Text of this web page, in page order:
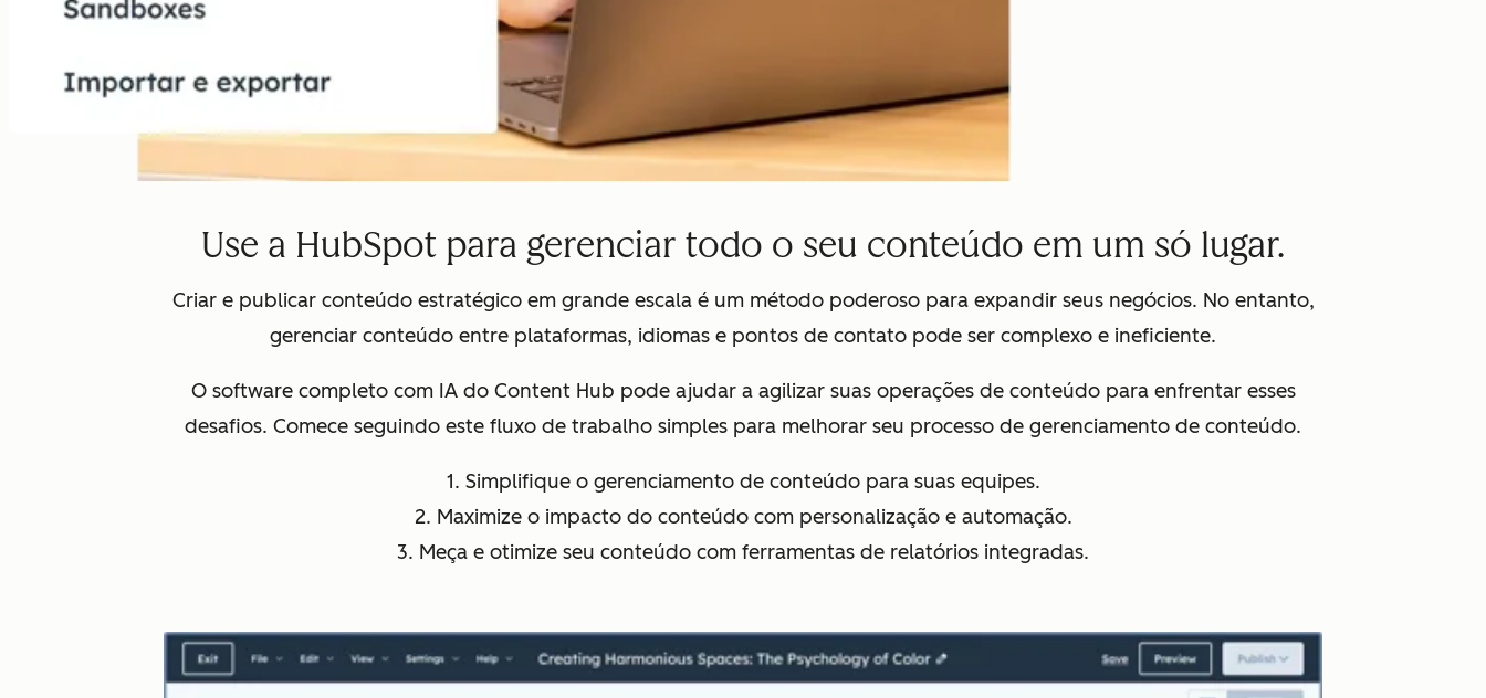
Use a HubSpot para gerenciar todo o seu conteúdo em um só lugar.
Criar e publicar conteúdo estratégico em grande escala é um método poderoso para expandir seus negócios. No entanto,
gerenciar conteúdo entre plataformas, idiomas e pontos de contato pode ser complexo e ineficiente.
O software completo com IA do Content Hub pode ajudar a agilizar suas operações de conteúdo para enfrentar esses
desafios. Comece seguindo este fluxo de trabalho simples para melhorar seu processo de gerenciamento de conteúdo.
1. Simplifique o gerenciamento de conteúdo para suas equipes.
2. Maximize o impacto do conteúdo com personalização e automação.
3. Meça e otimize seu conteúdo com ferramentas de relatórios integradas.